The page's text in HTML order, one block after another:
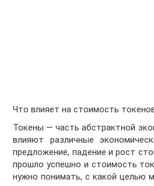
Что влияет на стоимость
Токены — часть абстрактной
влияют различные
предложение, падение и рост
прошло успешно и стоимость
нужно понимать, с какой целью